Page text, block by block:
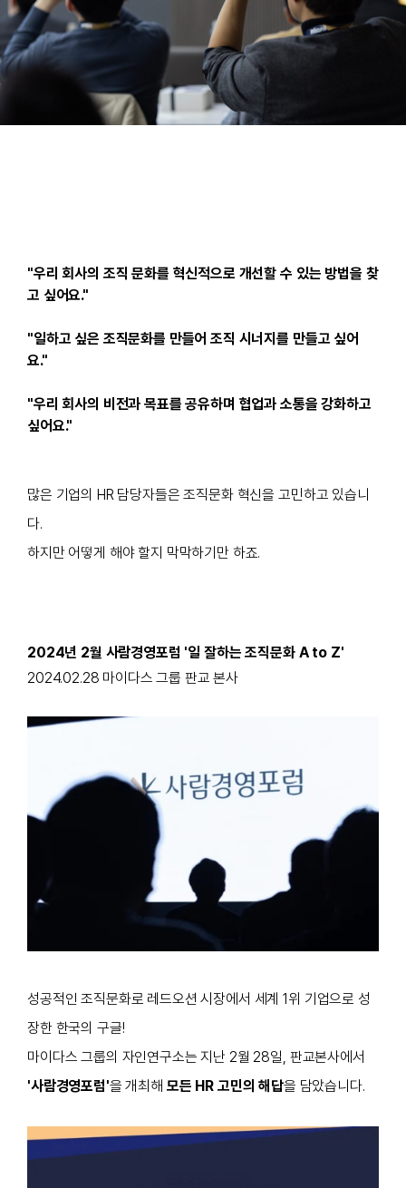
"우리 회사의 조직 문화를 혁신적으로 개선할 수 있는 방법을 찾
고 싶어요."
"일하고 싶은 조직문화를 만들어 조직 시너지를 만들고 싶어
요."
"우리 회사의 비전과 목표를 공유하며 협업과 소통을 강화하고
싶어요."
많은 기업의 HR 담당자들은조직문화 혁신을 고민하고 있습니
다.
하지만 어떻게 해야 할지 막막하기만 하죠.
2024년 2월 사람경영포럼 '일 잘하는 조직문화 A to Z'
2024.02.28 마이다스 그룹 판교 본사
성공적인 조직문화로 레드오션 시장에서 세계 1위 기업으로 성
장한 한국의 구글!
마이다스 그룹의 자인연구소는 지난 2월 28일, 판교본사에서
'사람경영포럼'을 개최해 모든 HR 고민의 해답을 담았습니다.